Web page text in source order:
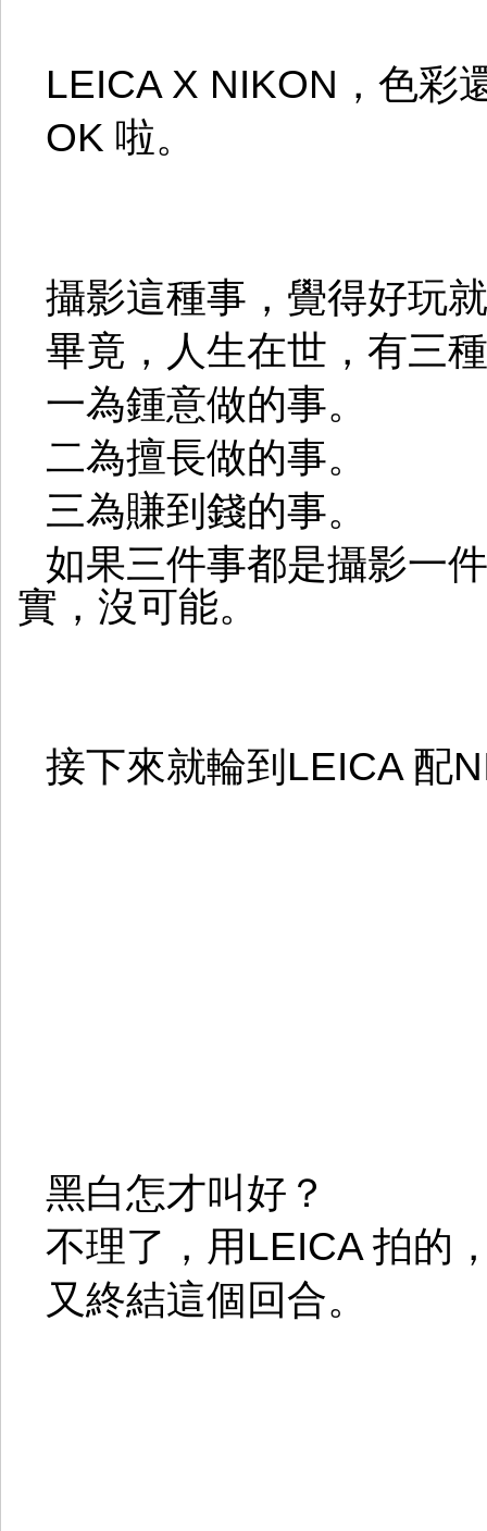
LEICA X NIKON，色彩
OK 啦。
攝影這種事，覺得好玩
畢竟，人生在世，有三
一為鍾意做的事。
二為擅長做的事。
三為賺到錢的事。
如果三件事都是攝影一
實，沒可能。
接下來就輪到LEICA 配
黑白怎才叫好？
不理了，用LEICA 拍的
又終結這個回合。